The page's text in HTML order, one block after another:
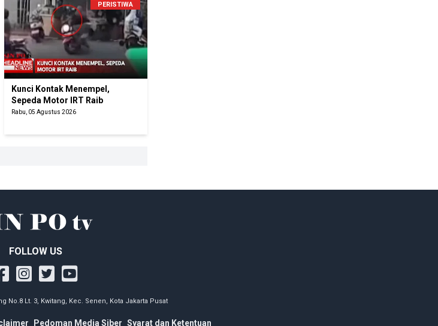
PERISTIWA
Kunci Kontak Menempel,
Sepeda Motor IRT Raib
Rabu, 05 Agustus 2026
FOLLOW US
No.8 Lt. 3, Kwitang, Kec. Senen, Kota Jakarta Pusat
Pedoman Media Siber Syarat dan Ketentuan